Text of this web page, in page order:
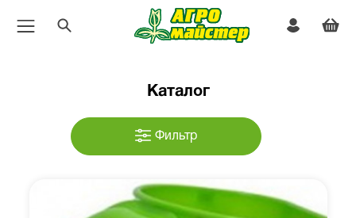
Каталог
Фильтр